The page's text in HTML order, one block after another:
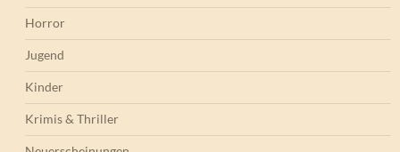
Horror
Jugend
Kinder
Krimis & Thriller